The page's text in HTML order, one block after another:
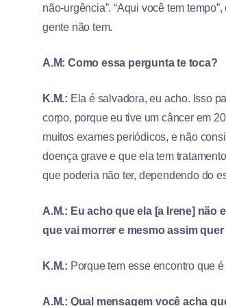
não-urgência”. “Aqui você tem
gente não tem.
A.M: Como essa pergunta te toca?
K.M.: Ela é salvadora, eu acho. Isso
corpo, porque eu tive um câncer em
muitos exames periódicos, e não
doença grave e que ela tem
que poderia não ter, dependendo do
A.M.: Eu acho que ela [a Irene] não
que vai morrer e mesmo assim
K.M.: Porque tem esse encontro que
A.M.: Qual mensagem você acha